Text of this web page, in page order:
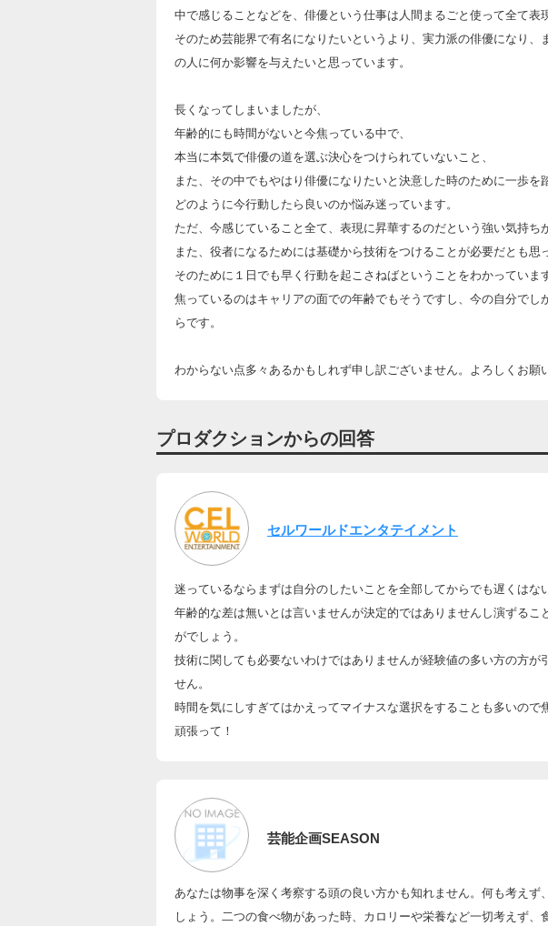
中で感じることなどを、俳優という仕事は人間まるごと使って全て表
そのため芸能界で有名になりたいというより、実力派の俳優になり、
の人に何か影響を与えたいと思っています。
長くなってしまいましたが、
年齢的にも時間がないと今焦っている中で、
本当に本気で俳優の道を選ぶ決心をつけられていないこと、
また、その中でもやはり俳優になりたいと決意した時のために一歩を
どのように今行動したら良いのか悩み迷っています。
ただ、今感じていること全て、表現に昇華するのだという強い気持ち
また、役者になるためには基礎から技術をつけることが必要だとも思
そのために１日でも早く行動を起こさねばということをわかっていま
焦っているのはキャリアの面での年齢でもそうですし、今の自分で
らです。
わからない点多々あるかもしれず申し訳ございません。よろしくお願
プロダクションからの回答
セルワールドエンタテイメント
迷っているならまずは自分のしたいことを全部してからでも遅くはな
年齢的な差は無いとは言いませんが決定的ではありませんし演ずる
がでしょう。
技術に関しても必要ないわけではありませんが経験値の多い方の方
せん。
時間を気にしすぎてはかえってマイナスな選択をすることも多いので
頑張って！
芸能企画SEASON
あなたは物事を深く考察する頭の良い方かも知れません。何も考え
しょう。二つの食べ物があった時、カロリーや栄養など一切考えず、